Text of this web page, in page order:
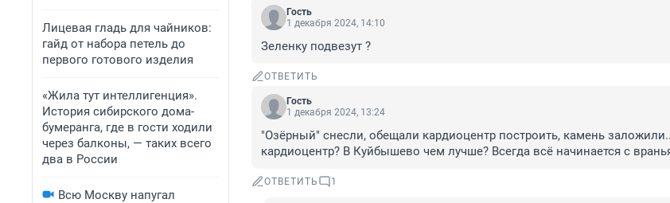
Лицевая гладь для чайников:
гайд от набора петель до
первого готового изделия
«Жила тут интеллигенция».
История сибирского дома-
бумеранга, где в гости ходили
через балконы, — таких всего
два в России
Всю Москву напугал
Гость
1 декабря 2024, 14:10
Зеленку подвезут ?
ОТВЕТИТЬ
Гость
1 декабря 2024, 13:24
"Озёрный" снесли, обещали кардиоцентр построить, камень
кардиоцентр? В Куйбышево чем лучше? Всегда всё начинается с
ОТВЕТИТЬ 1